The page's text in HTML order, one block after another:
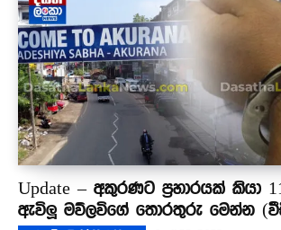
Update – අකුරණට ප්‍රහාරයක් කියා
ඇවිලූ මව්ලවිගේ තොරතුරු මෙන්න